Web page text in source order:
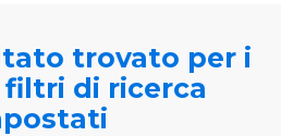
trovato per i
di ricerca